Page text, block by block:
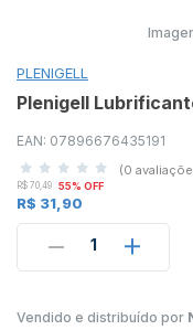
PLENIGELL
Plenigell
EAN: 07896676435191
(0
R$ 70,49 55% OFF
R$ 31,90
1
Vendido e distribuído por